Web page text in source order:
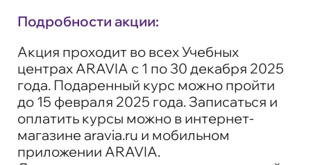
Подробности акции:
Акция проходит во всех Учебных
центрах ARAVIA с 1 по 30 декабря 2025
года. Подаренный курс можно пройти
до 15 февраля 2025 года. Записаться и
оплатить курсы можно в интернет-
магазине aravia.ru и мобильном
приложении ARAVIA.